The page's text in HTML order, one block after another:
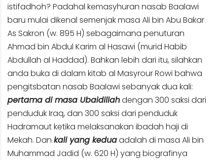
istifadhoh? Padahal kemasyhuran nasab Baalawi
baru mulai dikenal semenjak masa Ali bin Abu Bakar
As Sakron (w. 895 H) sebagaimana penuturan
Ahmad bin Abdul Karim al Hasawi (murid Habib
Abdullah al Haddad). Bahkan lebih dari itu, silahkan
anda buka di dalam kitab al Masyrour Rowi bahwa
pengitsbatan nasab Baalawi sebanyak dua kali:
pertama di masa Ubaidillahdengan 300 saksi dari
penduduk Iraq, dan 300 saksi dari penduduk
Hadramaut ketika melaksanakan ibadah haji di
Mekah. Dan kali yang keduaadalah di masa Ali bin
Muhammad Jadid (w. 620 H) yang biografinya